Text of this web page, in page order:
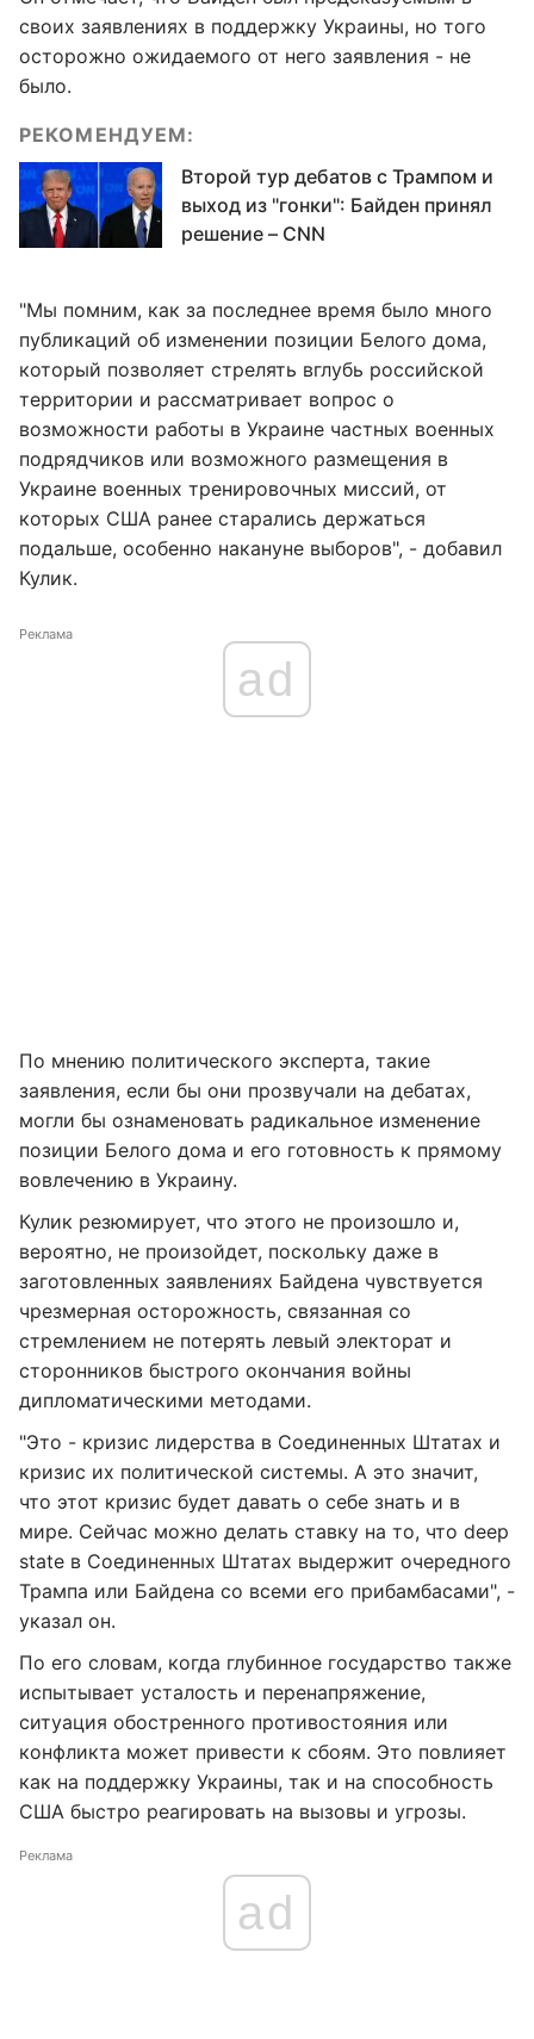
своих заявлениях в поддержку Украины, но того
осторожно ожидаемого от него заявления - не
было.
РЕКОМЕНДУЕМ:
Второй тур дебатов с Трампом и
выход из "гонки": Байден принял
решение – CNN
"Мы помним, как за последнее время было много
публикаций об изменении позиции Белого дома,
который позволяет стрелять вглубь российской
территории и рассматривает вопрос о
возможности работы в Украине частных военных
подрядчиков или возможного размещения в
Украине военных тренировочных миссий, от
которых США ранее старались держаться
подальше, особенно накануне выборов", - добавил
Кулик.
Реклама
ad
По мнению политического эксперта, такие
заявления, если бы они прозвучали на дебатах,
могли бы ознаменовать радикальное изменение
позиции Белого дома и его готовность к прямому
вовлечению в Украину.
Кулик резюмирует, что этого не произошло и,
вероятно, не произойдет, поскольку даже в
заготовленных заявлениях Байдена чувствуется
чрезмерная осторожность, связанная со
стремлением не потерять левый электорат и
сторонников быстрого окончания войны
дипломатическими методами.
"Это - кризис лидерства в Соединенных Штатах и
кризис их политической системы. А это значит,
что этот кризис будет давать о себе знать и в
мире. Сейчас можно делать ставку на то, что deep
state в Соединенных Штатах выдержит очередного
Трампа или Байдена со всеми его прибамбасами", -
указал он.
По его словам, когда глубинное государство также
испытывает усталость и перенапряжение,
ситуация обостренного противостояния или
конфликта может привести к сбоям. Это повлияет
как на поддержку Украины, так и на способность
США быстро реагировать на вызовы и угрозы.
Реклама
ad